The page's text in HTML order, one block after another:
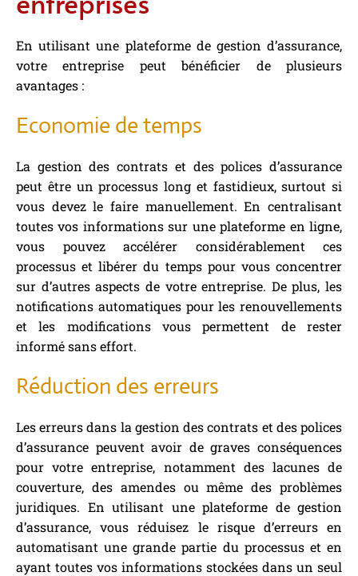
En utilisant une plateforme de gestion d’assurance,
votre entreprise peut bénéficier de plusieurs
avantages :
Economie de temps
La gestion des contrats et des polices d’assurance
peut être un processus long et fastidieux, surtout si
vous devez le faire manuellement. En centralisant
toutes vos informations sur une plateforme en ligne,
vous pouvez accélérer considérablement ces
processus et libérer du temps pour vous concentrer
sur d’autres aspects de votre entreprise. De plus, les
notifications automatiques pour les renouvellements
et les modifications vous permettent de rester
informé sans effort.
Réduction des erreurs
Les erreurs dans la gestion des contrats et des polices
d’assurance peuvent avoir de graves conséquences
pour votre entreprise, notamment des lacunes de
couverture, des amendes ou même des problèmes
juridiques. En utilisant une plateforme de gestion
d’assurance, vous réduisez le risque d’erreurs en
automatisant une grande partie du processus et en
ayant toutes vos informations stockées dans un seul